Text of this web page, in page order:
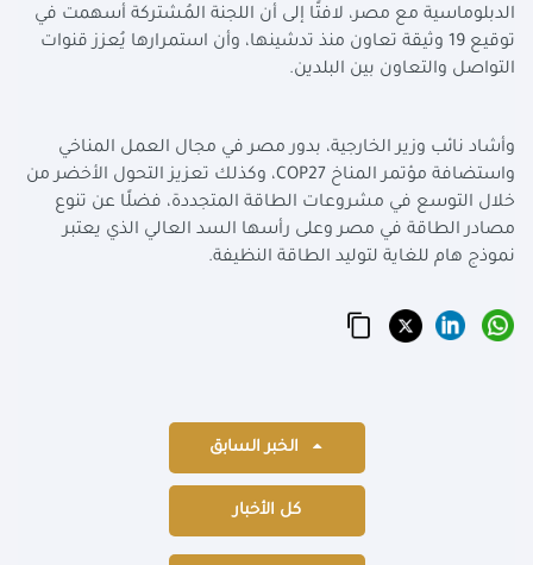
الدبلوماسية مع مصر، لافتًا إلى أن اللجنة المُشتركة أسهمت في
توقيع 19 وثيقة تعاون منذ تدشينها، وأن استمرارها يُعزز قنوات
التواصل والتعاون بين البلدين.
وأشاد نائب وزير الخارجية، بدور مصر في مجال العمل المناخي
واستضافة مؤتمر المناخ COP27، وكذلك تعزيز التحول الأخضر من
خلال التوسع في مشروعات الطاقة المتجددة، فضلًا عن تنوع
مصادر الطاقة في مصر وعلى رأسها السد العالي الذي يعتبر
نموذج هام للغاية لتوليد الطاقة النظيفة.
الخبر السابق
كل الأخبار